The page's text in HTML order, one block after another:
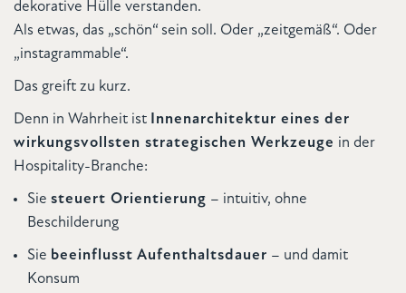
dekorative Hülle verstanden.
Als etwas, das „schön“ sein soll. Oder „zeitgemäß“. Oder
„instagrammable“.
Das greift zu kurz.
Denn in Wahrheit ist
Innenarchitektur eines der
wirkungsvollsten strategischen Werkzeuge in der
Hospitality-Branche:
Sie steuert Orientierung – intuitiv, ohne
Beschilderung
Sie beeinflusst Aufenthaltsdauer – und damit
Konsum